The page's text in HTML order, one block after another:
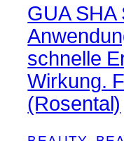
GUA SHA
schnelle
Wirkung.
(Rosental)